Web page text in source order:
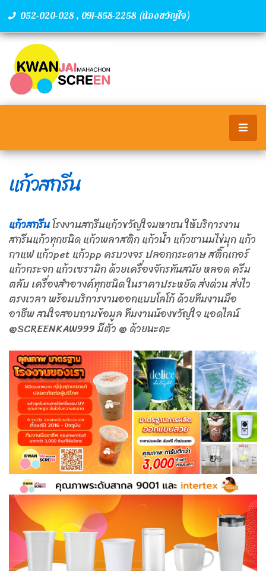
052-020-028 , 091-858-2258 (น้องขวัญใจ)
แก้วสกรีน
แก้วสกรีนโรงงานสกรีนแก้วขวัญใจมหาชน ให้บริการงาน
สกรีนแก้วทุกชนิด แก้วพลาสติก แก้วน้ำ แก้วชานมไข่มุก แก้ว
กาแฟ แก้วpet แก้วpp ครบวงจร ปลอกกระดาษ สติ๊กเกอร์
แก้วกระจก แก้วเซรามิก ด้วยเครื่องจักรทันสมัย หลอด ครีม
ตลับ เครื่องสำอางค์ทุกชนิด ในราคาประหยัด ส่งด่วน ส่งไว
ตรงเวลา พร้อมบริการงานออกแบบโลโก้ ด้วยทีมงานมือ
อาชีพ สนใจสอบถามข้อมูล ทีมงานน้องขวัญใจ แอดไลน์
@SCREENKAW999 มีตัว @ ด้วยนะคะ